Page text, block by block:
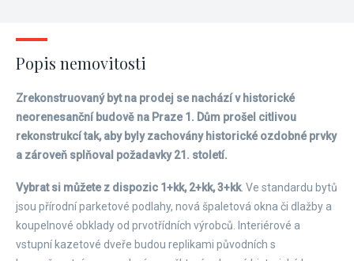
Popis nemovitosti
Zrekonstruovaný byt na prodej se nachází v historické
neorenesanční budově na Praze 1. Dům prošel citlivou
rekonstrukcí tak, aby byly zachovány historické ozdobné prvky
a zároveň splňoval požadavky 21. století.
Vybrat si můžete z dispozic 1+kk, 2+kk, 3+kk. Ve standardu bytů
jsou přírodní parketové podlahy, nová špaletová okna či dlažby a
koupelnové obklady od prvotřídních výrobců. Interiérové a
vstupní kazetové dveře budou replikami původních s